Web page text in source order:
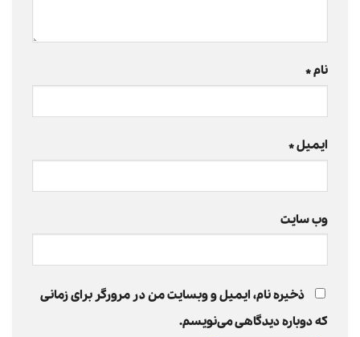
نام*
ایمیل*
وب‌ سایت
ذخیره نام، ایمیل و وبسایت من در مرورگر برای زمانی
که دوباره دیدگاهی می‌نویسم.